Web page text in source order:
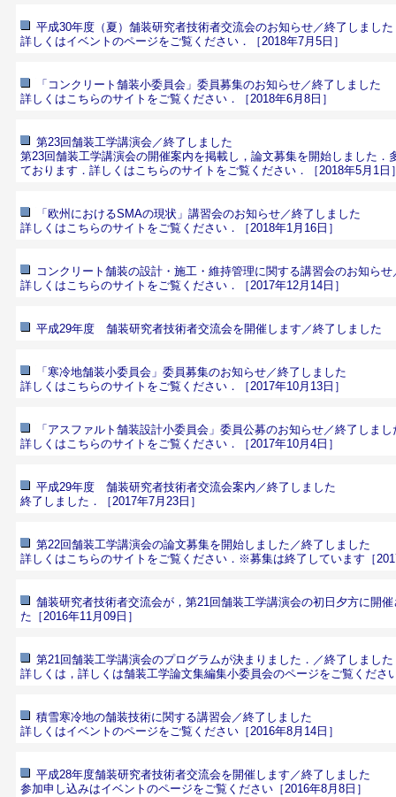
平成30年度（夏）舗装研究者技術者交流会のお知らせ／終了しました
詳しくはイベントのページをご覧ください．
［2018年7月5日］
「コンクリート舗装小委員会」委員募集のお知らせ／終了しました
詳しくはこちらのサイトをご覧ください．
［2018年6月8日］
第23回舗装工学講演会／終了しました
第23回舗装工学講演会の開催案内を掲載し，論文募集を開始しました．
ております． 詳しくはこちらのサイトをご覧ください． ［2018年5月1日
「欧州におけるSMAの現状」講習会のお知らせ／終了しました
詳しくはこちらのサイトをご覧ください．
［2018年1月16日］
コンクリート舗装の設計・施工・維持管理に関する講習会のお知ら
詳しくはこちらのサイトをご覧ください．
［2017年12月14日］
平成29年度 舗装研究者技術者交流会を開催します／終了しました
「寒冷地舗装小委員会」委員募集のお知らせ／終了しました
詳しくはこちらのサイトをご覧ください．
［2017年10月13日］
「アスファルト舗装設計小委員会」委員公募のお知らせ／終了しまし
詳しくはこちらのサイトをご覧ください．
［2017年10月4日］
平成29年度 舗装研究者技術者交流会案内／終了しました
終了しました．［2017年7月23日］
第22回舗装工学講演会の論文募集を開始しました／終了しました
詳しくはこちらのサイトをご覧ください． ※募集は終了しています［
舗装研究者技術者交流会が，第21回舗装工学講演会の初日夕方に開
た［2016年11月09日］
第21回舗装工学講演会のプログラムが決まりました．／終了しました
詳しくは， 詳しくは舗装工学論文集編集小委員会のページをご覧くださ
積雪寒冷地の舗装技術に関する講習会／終了しました
詳しくはイベントのページをご覧ください ［2016年8月14日］
平成28年度舗装研究者技術者交流会を開催します／終了しました
参加申し込みはイベントのページをご覧ください ［2016年8月8日］